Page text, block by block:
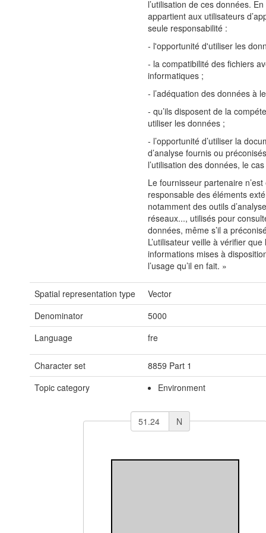
l’utilisation de ces données.
appartient aux utilisateurs
seule responsabilité :
- l'opportunité d'utiliser les
- la compatibilité des fichiers
informatiques ;
- l’adéquation des données à
- qu’ils disposent de la
utiliser les données ;
- l’opportunité d’utiliser la
d’analyse fournis ou
l’utilisation des données, le
Le fournisseur partenaire
responsable des éléments
notamment des outils
réseaux..., utilisés pour
données, même s’il a
L’utilisateur veille à vérifier que
informations mises à
l’usage qu’il en fait. »
Spatial representation type
Vector
Denominator
5000
Language
fre
Character set
8859 Part 1
Topic category
Environment
N